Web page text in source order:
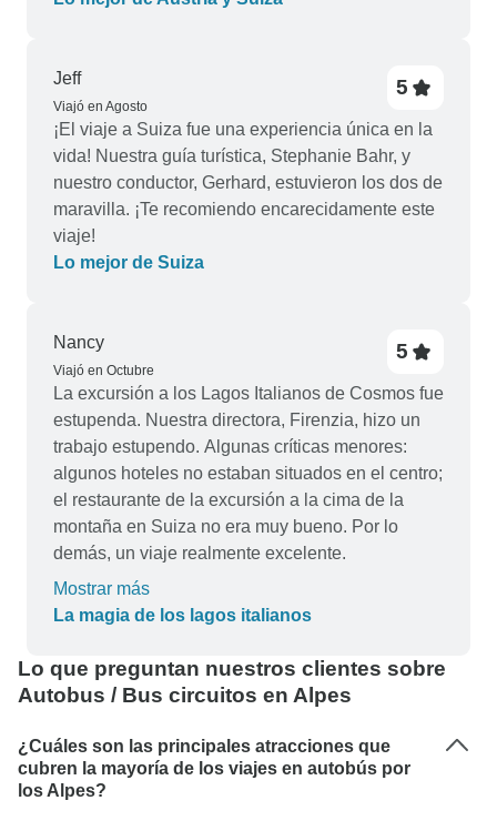
Jeff
Viajó en Agosto
5
¡El viaje a Suiza fue una experiencia única en la
vida! Nuestra guía turística, Stephanie Bahr, y
nuestro conductor, Gerhard, estuvieron los dos de
maravilla. ¡Te recomiendo encarecidamente este
viaje!
Lo mejor de Suiza
Nancy
Viajó en Octubre
5
La excursión a los Lagos Italianos de Cosmos fue
estupenda. Nuestra directora, Firenzia, hizo un
trabajo estupendo. Algunas críticas menores:
algunos hoteles no estaban situados en el centro;
el restaurante de la excursión a la cima de la
montaña en Suiza no era muy bueno. Por lo
demás, un viaje realmente excelente.
Mostrar más
La magia de los lagos italianos
Lo que preguntan nuestros clientes sobre
Autobus / Bus circuitos en Alpes
¿Cuáles son las principales atracciones que
cubren la mayoría de los viajes en autobús por
los Alpes?